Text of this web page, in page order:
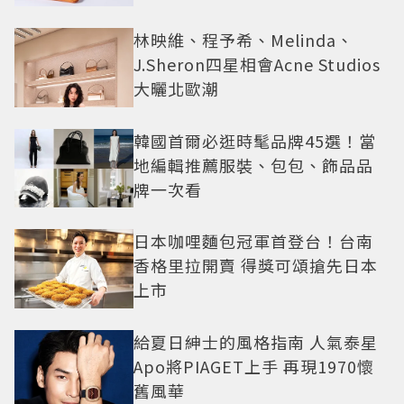
林映維、程予希、Melinda、
J.Sheron四星相會Acne Studios
大曬北歐潮
韓國首爾必逛時髦品牌45選！當
地編輯推薦服裝、包包、飾品品
牌一次看
日本咖哩麵包冠軍首登台！台南
香格里拉開賣 得獎可頌搶先日本
上市
給夏日紳士的風格指南 人氣泰星
Apo將PIAGET上手 再現1970懷
舊風華